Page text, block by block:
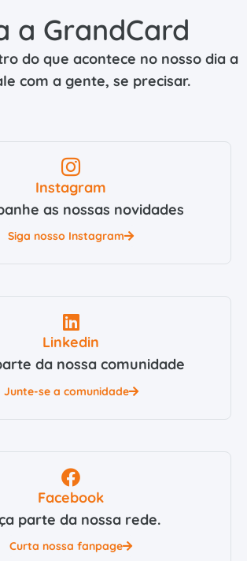
a GrandCard
do que acontece no nosso dia a
com a gente, se precisar.
Instagram
as nossas novidades
Siga nosso Instagram
Linkedin
da nossa comunidade
Junte-se a comunidade
Facebook
parte da nossa rede.
Curta nossa fanpage